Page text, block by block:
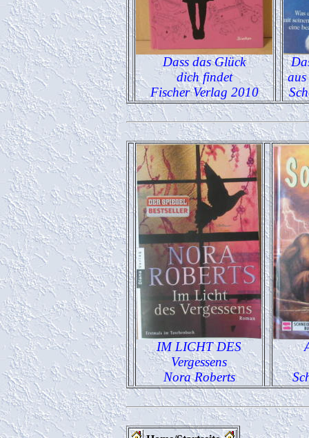
Dass das Glück
dich findet
Fischer Verlag 2010
aus
IM LICHT DES
Vergessens
Nora Roberts